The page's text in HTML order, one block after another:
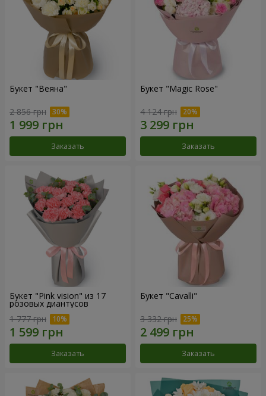
Букет "Веяна"
2 856 грн
Заказать
Букет "Magic Rose"
4 124 грн
Заказать
Букет "Pink vision" из 17
розовых диантусов
1 777 грн
Заказать
Букет "Cаvalli"
3 332 грн
Заказать